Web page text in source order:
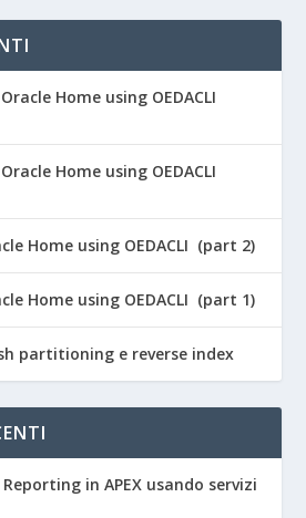
Home using OEDACLI
Home using OEDACLI
Home using OEDACLI (part 2)
Home using OEDACLI (part 1)
partitioning e reverse index
Reporting in APEX usando servizi